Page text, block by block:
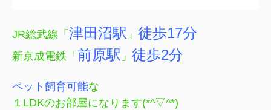
JR総武線「 津田沼駅 」 徒歩17分
新京成電鉄「 前原駅 」 徒歩2分
ペット飼育可能な
１LDKのお部屋になります(*^▽^*)